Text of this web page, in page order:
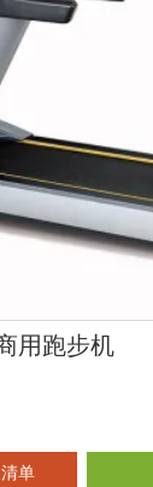
用跑步机
单